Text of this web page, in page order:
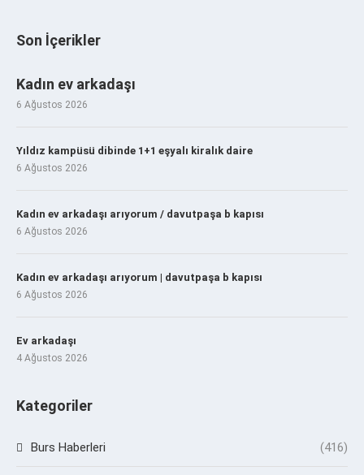
Son İçerikler
Kadın ev arkadaşı
6 Ağustos 2026
Yıldız kampüsü dibinde 1+1 eşyalı kiralık daire
6 Ağustos 2026
Kadın ev arkadaşı arıyorum / davutpaşa b kapısı
6 Ağustos 2026
Kadın ev arkadaşı arıyorum | davutpaşa b kapısı
6 Ağustos 2026
Ev arkadaşı
4 Ağustos 2026
Kategoriler
Burs Haberleri (416)